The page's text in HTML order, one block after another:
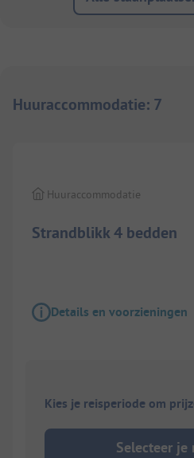
Huuraccommodatie: 7
Strandblikk 4 bedden
Huuraccommodatie
Details en voorzieningen
Kies je reisperiode om
Selecteer je